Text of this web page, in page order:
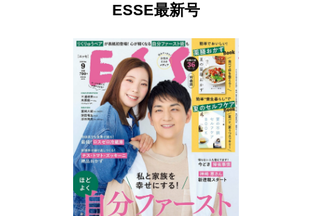
ESSE最新号